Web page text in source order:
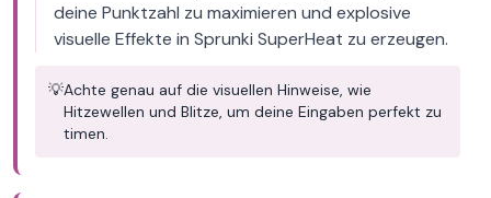
deine Punktzahl zu maximieren und explosive
visuelle Effekte in Sprunki SuperHeat zu erzeugen.
💡Achte genau auf die visuellen Hinweise, wie
Hitzewellen und Blitze, um deine Eingaben perfekt zu
timen.